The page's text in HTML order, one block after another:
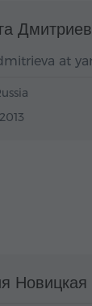
at
Новицкая